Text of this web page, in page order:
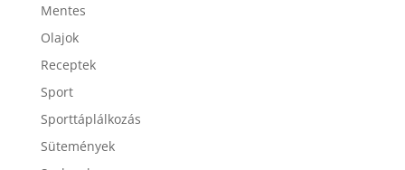
Mentes
Olajok
Receptek
Sport
Sporttáplálkozás
Sütemények